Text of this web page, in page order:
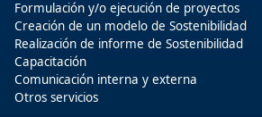
Formulación y/o ejecución de proyectos
Creación de un modelo de Sostenibilidad
Realización de informe de Sostenibilidad
Capacitación
Comunicación interna y externa
Otros servicios